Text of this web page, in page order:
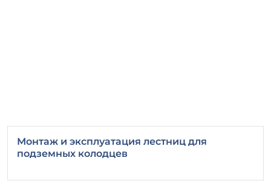
Монтаж и эксплуатация лестниц для
подземных колодцев